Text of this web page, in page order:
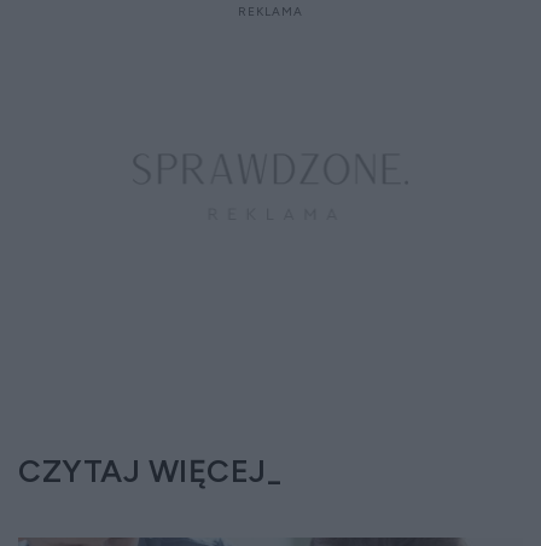
CZYTAJ WIĘCEJ